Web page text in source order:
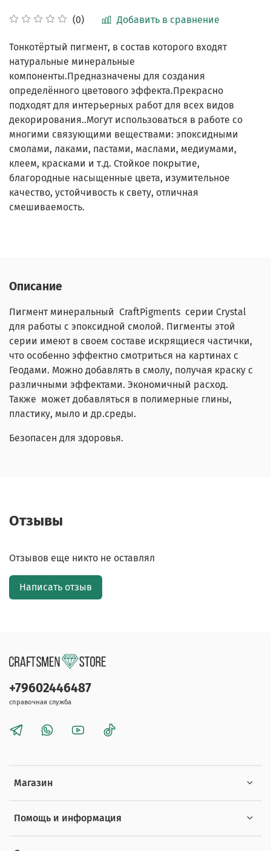
(0) Добавить в сравнение
Тонкотёртый пигмент, в состав которого входят
натуральные минеральные
компоненты.Предназначены для создания
определённого цветового эффекта.Прекрасно
подходят для интерьерных работ для всех видов
декорирования..Могут использоваться в работе со
многими связующими веществами: эпоксидными
смолами, лаками, пастами, маслами, медиумами,
клеем, красками и т.д. Стойкое покрытие,
благородные насыщенные цвета, изумительное
качество, устойчивость к свету, отличная
смешиваемость.
Описание
Пигмент минеральный CraftPigments серии Crystal
для работы с эпоксидной смолой. Пигменты этой
серии имеют в своем составе искрящиеся частички,
что особенно эффектно смотриться на картинах с
Геодами. Можно добавлять в смолу, получая краску с
различными эффектами. Экономичный расход.
Также может добавляться в полимерные глины,
пластику, мыло и др.среды.
Безопасен для здоровья.
Отзывы
Отзывов еще никто не оставлял
Написать отзыв
Магазин
Помощь и информация
+79602446487
справочная служба